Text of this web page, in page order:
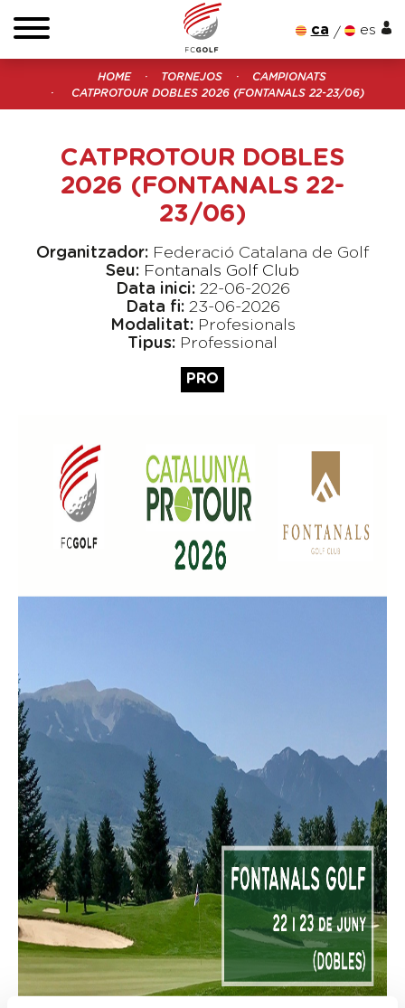
ca es
HOME TORNEJOS
CAMPIONATS
CATPROTOUR DOBLES 2026 (FONTANALS 22-23/06)
CATPROTOUR DOBLES
2026 (FONTANALS 22-
23/06)
Organitzador: Federació Catalana de Golf
Seu: Fontanals Golf Club
Data inici: 22-06-2026
Data fi: 23-06-2026
Modalitat: Profesionals
Tipus: Professional
PRO